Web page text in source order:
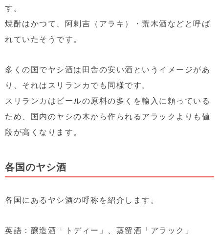
す。
焼酎はかつて、阿剌吉（アラキ）・荒木酒などと呼ば
れていたそうです。
多くの国でヤシ酒は田舎の安い酒というイメージがあ
り、それはスリランカでも同様です。
スリランカはビールの原料の多くを輸入に頼っている
ため、国内のヤシの木から作られるアラックよりも値
段が高くなります。
各国のヤシ酒
各国にあるヤシ酒の呼称を紹介します。
英語：醸造酒「トディー」、蒸留酒「アラック」